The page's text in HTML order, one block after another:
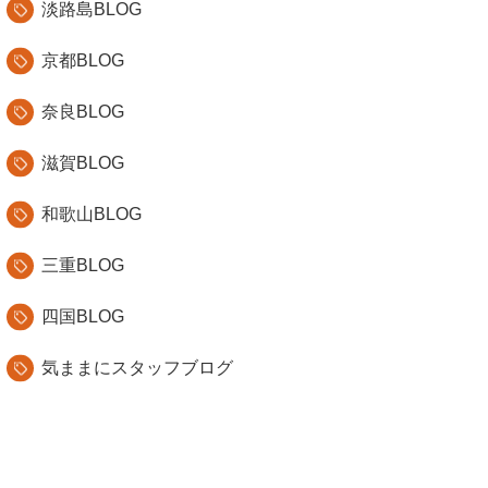
淡路島BLOG
京都BLOG
奈良BLOG
滋賀BLOG
和歌山BLOG
三重BLOG
四国BLOG
気ままにスタッフブログ